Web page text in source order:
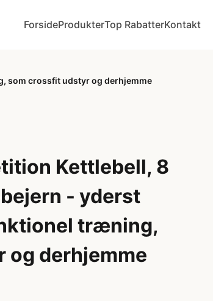
ForsideProdukterTop RabatterKontakt
som crossfit udstyr og derhjemme
Kettlebell, 8
- yderst
træning,
og derhjemme